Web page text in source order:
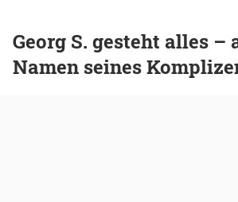
Georg S. gesteht alles –
Namen seines